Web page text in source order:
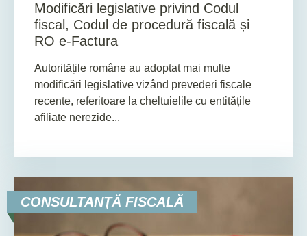
Modificări legislative privind Codul
fiscal, Codul de procedură fiscală și
RO e-Factura
Autoritățile române au adoptat mai multe
modificări legislative vizând prevederi fiscale
recente, referitoare la cheltuielile cu entitățile
afiliate nerezide...
CONSULTANŢĂ FISCALĂ